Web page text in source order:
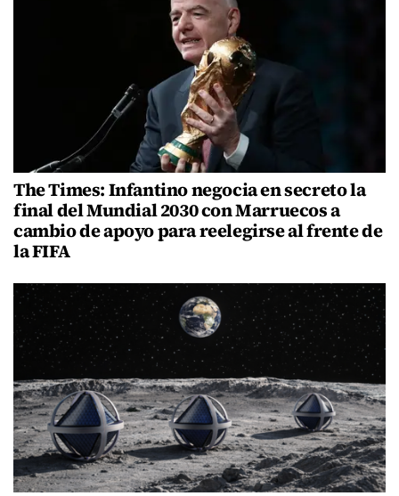
The Times: Infantino negocia en secreto la
final del Mundial 2030 con Marruecos a
cambio de apoyo para reelegirse al frente de
la FIFA